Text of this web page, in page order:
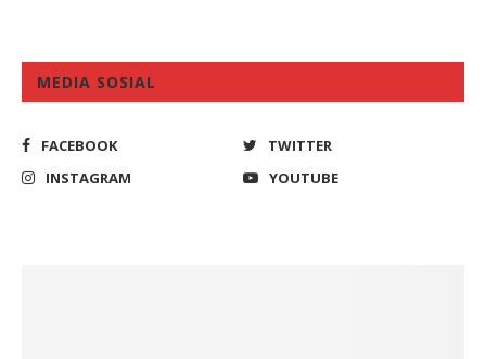
MEDIA SOSIAL
FACEBOOK
TWITTER
INSTAGRAM
YOUTUBE